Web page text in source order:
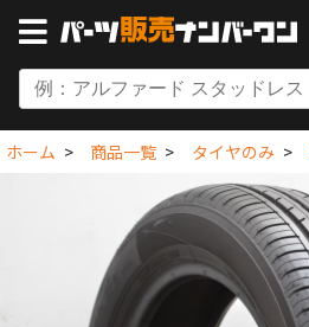
ホーム 商品一覧 タイヤのみ